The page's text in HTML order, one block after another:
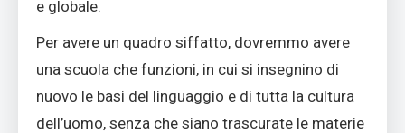
e globale.
Per avere un quadro siffatto, dovremmo avere
una scuola che funzioni, in cui si insegnino di
nuovo le basi del linguaggio e di tutta la cultura
dell’uomo, senza che siano trascurate le materie